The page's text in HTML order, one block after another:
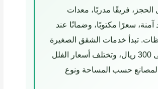
فريقًا مدربًا، معدات
آمنة، سعرًا مكتوبًا، وضمانًا عند
تبدأ خدمات الشقق الصغيرة
من 150 إلى 300 ريال، وتختلف أسعار الفلل
حسب المساحة ونوع